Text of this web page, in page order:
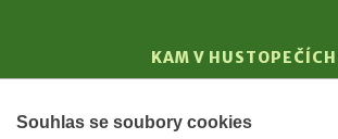
KAM V HUSTOPEČÍCH
T. G. Masaryk
Souhlas se soubory cookies